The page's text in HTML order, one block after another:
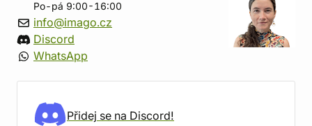
Po-pá 9:00-16:00
info@imago.cz
Discord
WhatsApp
Přidej se na Discord!